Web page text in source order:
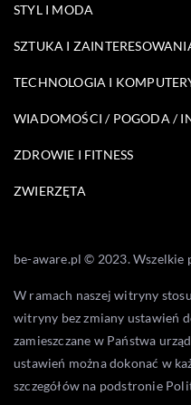
STYL I MODA
SZTUKA I
TECHNOLOGIA I
WIADOMOŚCI / POGODA /
ZDROWIE I FITNESS
ZWIERZĘTA
be-aware.pl © 2023. Wszelkie
W ramach naszej witryny
witryny bez zmiany ustawień
zamieszczane w Państwa
ustawień można dokonać w
szczegółów na podstronie